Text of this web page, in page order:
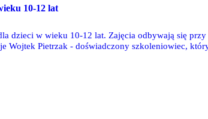
10-12 lat
dzieci w wieku 10-12 lat. Zajęcia odbywają się
Wojtek Pietrzak - doświadczony szkoleniowiec,